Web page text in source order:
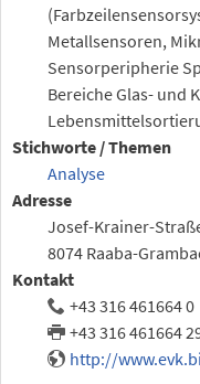
Metallsensoren,
Sensorperipherie
Bereiche Glas- und
Stichworte / Themen
Analyse
Adresse
Josef-Krainer-
8074 Raaba-
Kontakt
+43 316 461664 0
+43 316 461664
http://